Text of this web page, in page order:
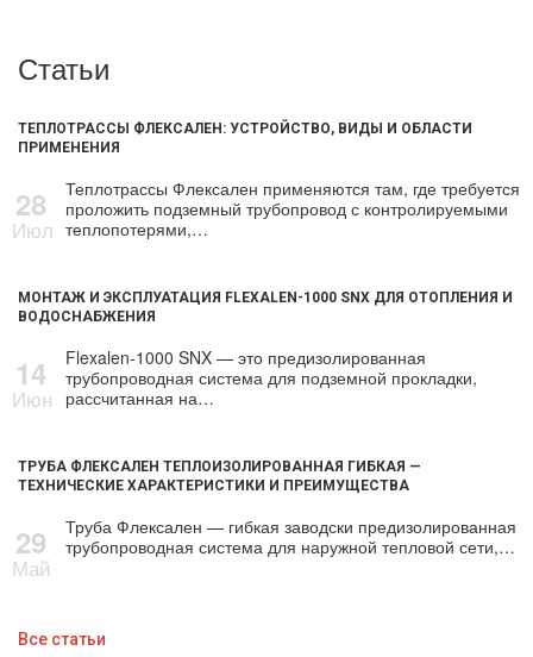
Статьи
ТЕПЛОТРАССЫ ФЛЕКСАЛЕН: УСТРОЙСТВО, ВИДЫ И ОБЛАСТИ
ПРИМЕНЕНИЯ
28
Июл
Теплотрассы Флексален применяются там, где требуется
проложить подземный трубопровод с контролируемыми
теплопотерями,…
МОНТАЖ И ЭКСПЛУАТАЦИЯ FLEXALEN-1000 SNX ДЛЯ ОТОПЛЕНИЯ И
ВОДОСНАБЖЕНИЯ
14
Июн
Flexalen-1000 SNX — это предизолированная
трубопроводная система для подземной прокладки,
рассчитанная на…
ТРУБА ФЛЕКСАЛЕН ТЕПЛОИЗОЛИРОВАННАЯ ГИБКАЯ —
ТЕХНИЧЕСКИЕ ХАРАКТЕРИСТИКИ И ПРЕИМУЩЕСТВА
29
Май
Труба Флексален — гибкая заводски предизолированная
трубопроводная система для наружной тепловой сети,…
Все статьи